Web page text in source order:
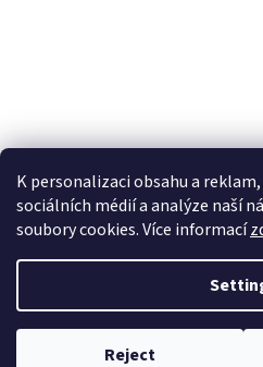
K personalizaci obsahu a
sociálních médií a analýze naší
soubory cookies. Více informací
Reject
Copyright 2026EKOZAHRADNICTVÍ.